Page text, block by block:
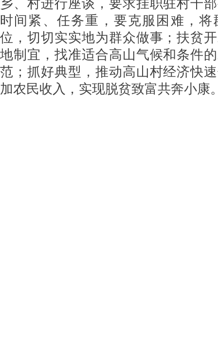
乡、村进行座谈，要求挂职驻村干
时间紧、任务重，要克服困难，
位，切切实实地为群众做事；扶贫
地制宜，找准适合高山气候和条件
范；抓好典型，推动高山村经济快
加农民收入，实现脱贫致富共奔小康